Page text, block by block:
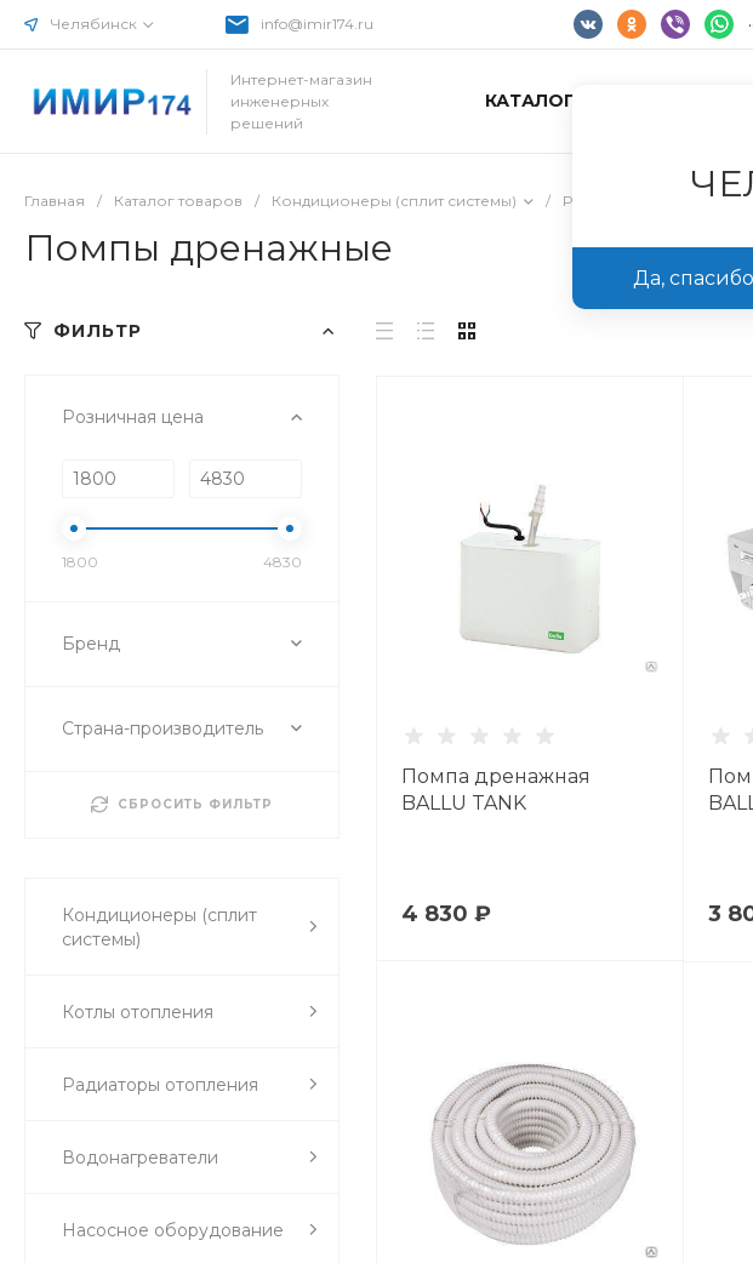
Челябинск info@imir174.ru
Интернет-магазин
инженерных
решений
КАТАЛОГ ТОВАРОВ
Главная / Каталог товаров / Кондиционеры (сплит системы) / Расходные материалы
Помпы дренажные
ФИЛЬТР
Розничная цена
1800 4830
Бренд
Страна-производитель
СБРОСИТЬ ФИЛЬТР
Кондиционеры (сплит
системы)
Котлы отопления
Радиаторы отопления
Водонагреватели
Насосное оборудование
Помпа дренажная
BALLU TANK
4 830 ₽ 3
Да, спасибо